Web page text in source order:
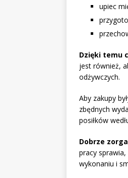
upiec
Dzięki temu
jest również,
odżywczych.
Aby zakupy
zbędnych
posiłków
Dobrze
pracy
wykonaniu i